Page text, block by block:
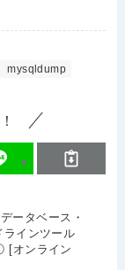
mysqldump
ータベース・
ラインツール
[オンライン